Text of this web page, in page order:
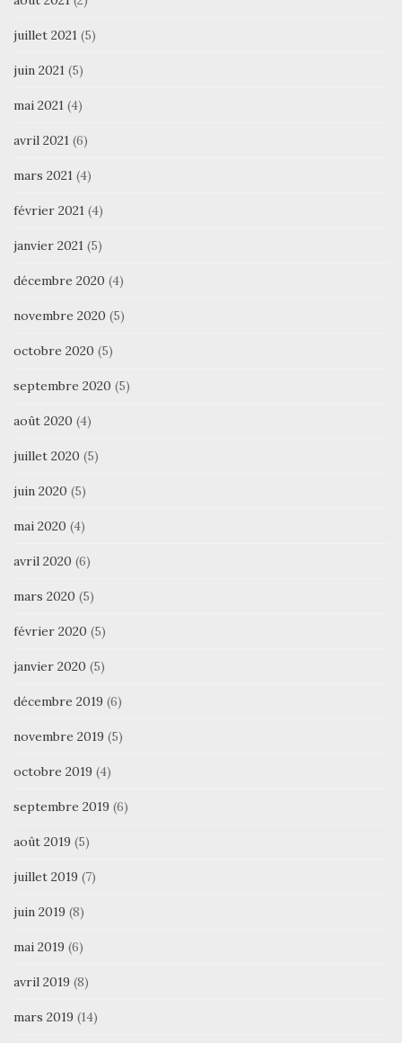
juillet 2021 (5)
juin 2021 (5)
mai 2021 (4)
avril 2021 (6)
mars 2021 (4)
février 2021 (4)
janvier 2021 (5)
décembre 2020 (4)
novembre 2020 (5)
octobre 2020 (5)
septembre 2020 (5)
août 2020 (4)
juillet 2020 (5)
juin 2020 (5)
mai 2020 (4)
avril 2020 (6)
mars 2020 (5)
février 2020 (5)
janvier 2020 (5)
décembre 2019 (6)
novembre 2019 (5)
octobre 2019 (4)
septembre 2019 (6)
août 2019 (5)
juillet 2019 (7)
juin 2019 (8)
mai 2019 (6)
avril 2019 (8)
mars 2019 (14)